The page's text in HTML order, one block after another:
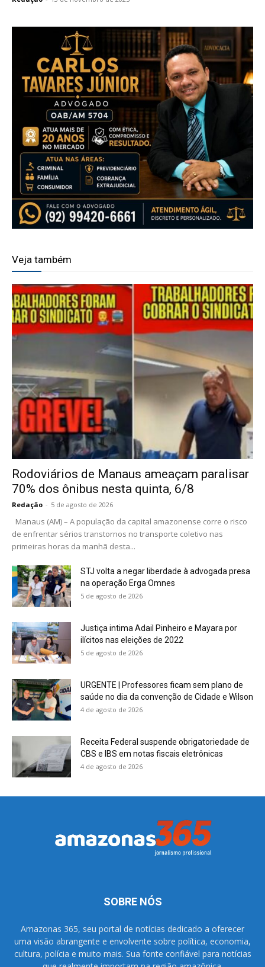
Veja também
Rodoviários de Manaus ameaçam paralisar
70% dos ônibus nesta quinta, 6/8
Redação - 5 de agosto de 2026
Manaus (AM) – A população da capital amazonense corre o risco
de enfrentar sérios transtornos no transporte coletivo nas
primeiras horas da manhã desta...
STJ volta a negar liberdade à advogada presa
na operação Erga Omnes
5 de agosto de 2026
Justiça intima Adail Pinheiro e Mayara por
ilícitos nas eleições de 2022
5 de agosto de 2026
URGENTE | Professores ficam sem plano de
saúde no dia da convenção de Cidade e Wilson
4 de agosto de 2026
Receita Federal suspende obrigatoriedade de
CBS e IBS em notas fiscais eletrônicas
4 de agosto de 2026
SOBRE NÓS
Amazonas 365, seu portal de notícias dedicado a oferecer
uma visão abrangente e envolvente sobre política, economia,
cultura, polícia e muito mais. Sua fonte confiável para notícias